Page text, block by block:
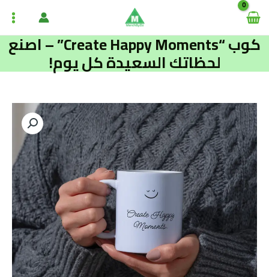
تخطي
إلى
المحتوى
كوب “Create Happy Moments” – اصنع
لحظاتك السعيدة كل يوم!
كمية
كوب
"Create
Happy
Moments"
–
اصنع
لحظاتك
السعيدة
كل
يوم!